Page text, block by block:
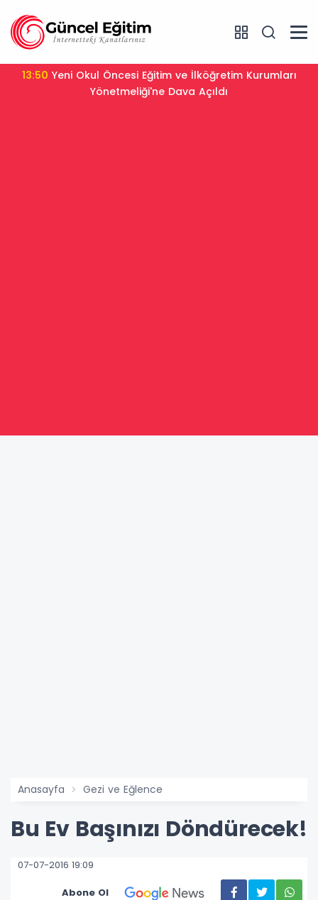
13:31YKS Sistemi Değişiyor mu? Bakan Tekin Sınav
Tartışmalarına Son Noktayı Koydu
Anasayfa Gezi ve Eğlence
Bu Ev Başınızı Döndürecek!
07-07-2016 19:09
Abone Ol